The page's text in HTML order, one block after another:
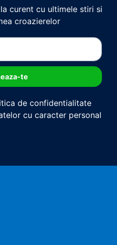
curent cu ultimele stiri si
croazierelor
de confidentialitate
cu caracter personal